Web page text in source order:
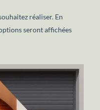
réaliser. En
seront affichées